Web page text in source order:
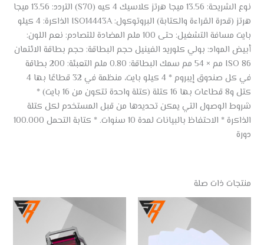
نوع الشريحة: 13.56 ميجا هرتز كلاسيك 4 كيه (S70) التردد: 13.56 ميجا
هرتز (قدرة القراءة والكتابة) البروتوكول: ISO14443A الذاكرة: 4 كيلو
بايت مسافة التشغيل: حتى 100 ملم المضادة للتصادم: نعم اللون:
أبيض المواد: بولي كلوريد الفينيل حجم البطاقة: حجم بطاقة الائتمان
ISO 86 مم × 54 مم سمك البطاقة: 0.80 ملم التعبئة: 200 بطاقة
في كل صندوق إيبروم * 4 كيلو بايت، منظمة في 32 قطاعًا بها 4
كتل و8 قطاعات بها 16 كتلة (كتلة واحدة تتكون من 16 بايت) *
شروط الوصول التي يمكن تحديدها من قبل المستخدم لكل كتلة
الذاكرة * الاحتفاظ بالبيانات لمدة 10 سنوات. * كتابة التحمل 100.000
دورة
منتجات ذات صلة